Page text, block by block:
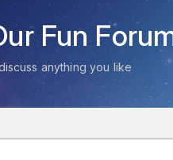
Fun
anything you like